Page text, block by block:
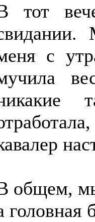
тот
с
общем,
головная